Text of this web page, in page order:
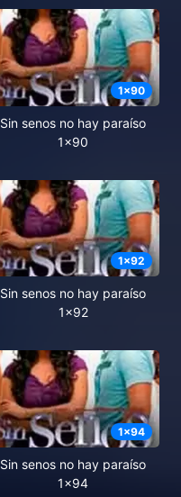
1x90
Sin senos no hay paraíso
1x90
1x92
Sin senos no hay paraíso
1x92
1x94
Sin senos no hay paraíso
1x94